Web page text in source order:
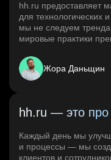
hh.ru предоставляет
для технологических
мы не следуем
мировые практики
Жора Даньщин
hh.ru — это
Каждый день мы
и процессы — мы
клиентов и